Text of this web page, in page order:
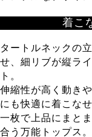
着こ
タートルネックの
せ、細リブが縦ラ
ト。
伸縮性が高く動き
にも快適に着こなせ
一枚で上品にまと
合う万能トップス。